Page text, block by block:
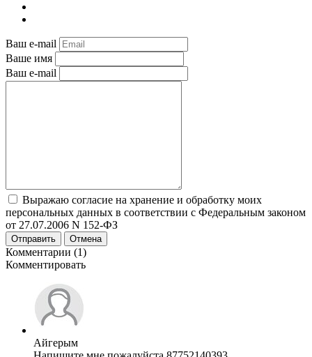
Ваш e-mail
Ваше имя
Ваш e-mail
Выражаю согласие на хранение и обработку моих
персональных данных в соответствии с Федеральным законом
от 27.07.2006 N 152-ФЗ
Отправить Отмена
Комментарии (1)
Комментировать
Айгерым